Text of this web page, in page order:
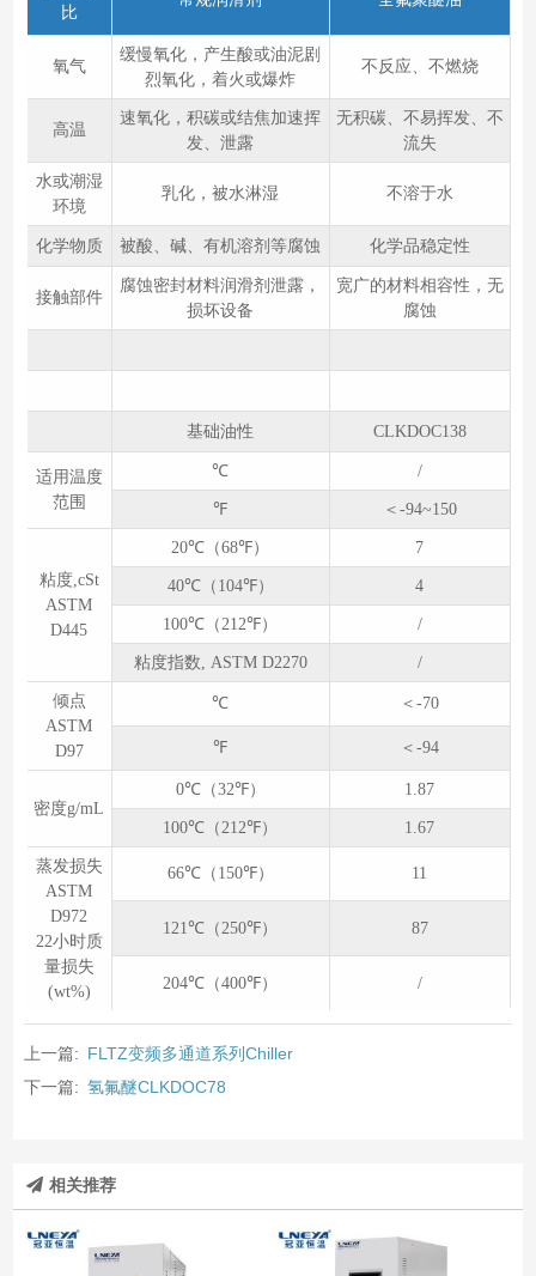
比
氧气
缓慢氧化，产生酸或油泥剧
烈氧化，着火或爆炸
不反应、不燃烧
高温
速氧化，积碳或结焦加速挥
发、泄露
无积碳、不易挥发、不
流失
水或潮湿
环境
乳化，被水淋湿 不溶于水
化学物质 被酸、碱、有机溶剂等腐蚀 化学品稳定性
接触部件
腐蚀密封材料润滑剂泄露，
损坏设备
宽广的材料相容性，无
腐蚀
基础油性 CLKDOC138
适用温度
范围
℃ /
℉ ＜-94~150
粘度,cSt
ASTM
D445
20℃（68℉） 7
40℃（104℉） 4
100℃（212℉） /
粘度指数, ASTM D2270 /
倾点
ASTM
D97
℃ ＜-70
℉ ＜-94
密度g/mL
0℃（32℉） 1.87
100℃（212℉） 1.67
蒸发损失
ASTM
D972
22小时质
量损失
(wt%)
66℃（150℉） 11
121℃（250℉） 87
204℃（400℉） /
上一篇: FLTZ变频多通道系列Chiller
下一篇: 氢氟醚CLKDOC78
相关推荐